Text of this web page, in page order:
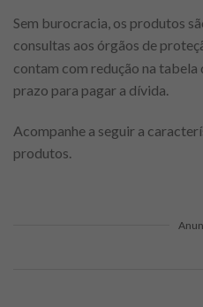
Sem burocracia, os produtos
consultas aos órgãos de
contam com redução na tabela
prazo para pagar a dívida.
Acompanhe a seguir a
produtos.